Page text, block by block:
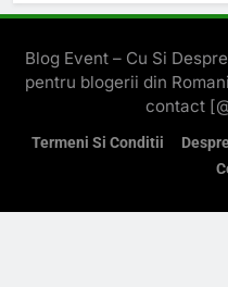
Blog Event – Cu Si
pentru blogerii din
contact
Termeni Si Conditii